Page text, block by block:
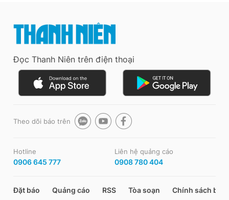
Đọc Thanh Niên trên điện thoại
Theo dõi báo trên
Hotline
0906 645 777
Liên hệ quảng cáo
0908 780 404
Đặt báo Quảng cáo RSS Tòa soạn Chính sách bảo